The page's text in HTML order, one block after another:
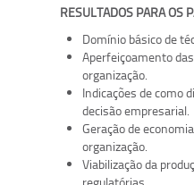
RESULTADOS PARA OS
Domínio básico de
Aperfeiçoamento
organização.
Indicações de como
decisão empresarial.
Geração de
organização.
Viabilização da